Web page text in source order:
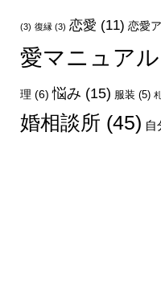
(3) 復縁(3) 恋愛 (11) 恋愛
愛マニュアル
理 (6) 悩み (15) 服装 (5)
婚相談所 (45) 自